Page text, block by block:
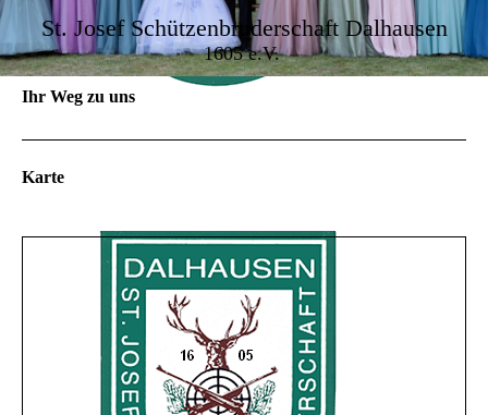
St. Josef Schützenbruderschaft Dalhausen
1605 e.V.
Ihr Weg zu uns
Karte